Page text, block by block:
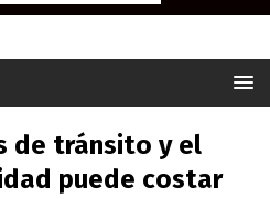
de tránsito y el
puede costar